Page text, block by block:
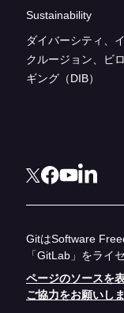
Sustainability
ダイバーシティ、
クルージョン、ビ
ギング（DIB）
GitはSoftware
「GitLab」をライ
ページのソースを
ご協力をお願いし